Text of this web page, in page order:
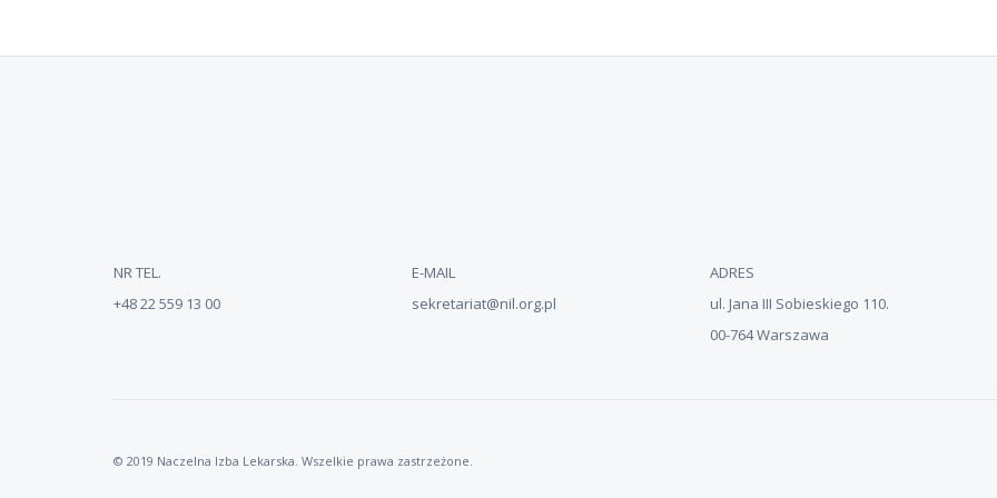
NR TEL.
+48 22 559 13 00
E-MAIL
sekretariat@nil.org.pl
ADRES
ul. Jana III Sobieskiego 110.
00-764 Warszawa
© 2019 Naczelna Izba Lekarska. Wszelkie prawa zastrzeżone.